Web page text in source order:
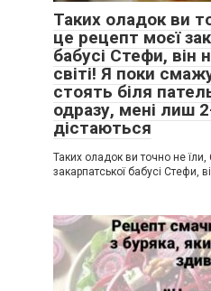
Таких оладок ви
це рецепт моєї
бабусі Стефи, він
світі! Я поки
стоять біля
одразу, мені лиш
дістаються
Таких оладок ви точно не їли,
закарпатської бабусі Стефи,